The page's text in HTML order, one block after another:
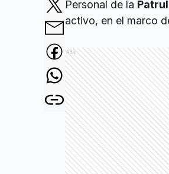
Personal de la
activo, en el marco
Ads